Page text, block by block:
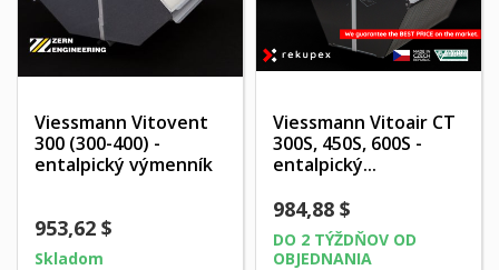
Viessmann Vitovent
300 (300-400) -
entalpický výmenník
953,62 $
Skladom
Viessmann Vitoair CT
300S, 450S, 600S -
entalpický...
984,88 $
DO 2 TÝŽDŇOV OD
OBJEDNANIA